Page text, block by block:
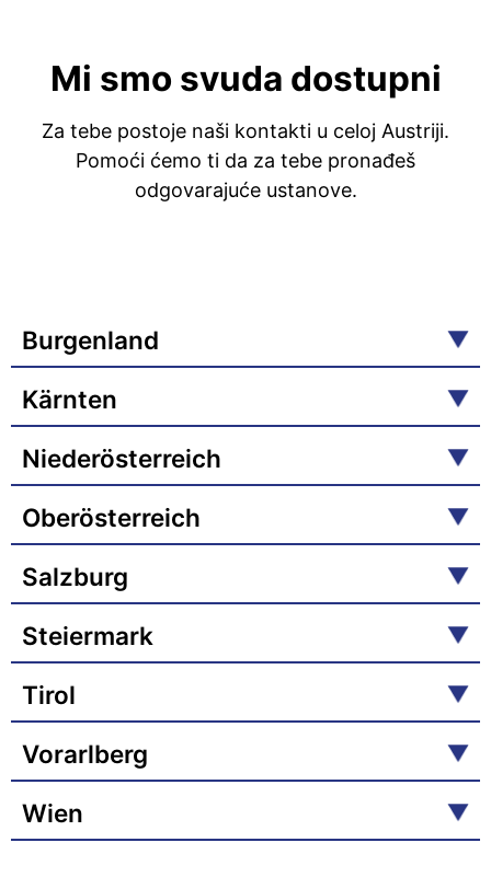
Mi smo svuda dostupni
Za tebe postoje naši kontakti u celoj Austriji.
Pomoći ćemo ti da za tebe pronađeš
odgovarajuće ustanove.
Burgenland
Kärnten
Niederösterreich
Oberösterreich
Salzburg
Steiermark
Tirol
Vorarlberg
Wien